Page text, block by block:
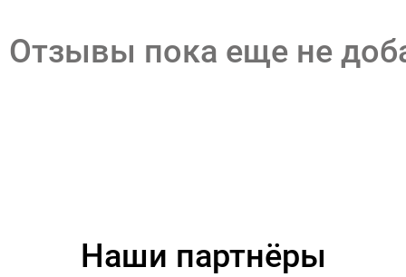
Отзывы пока еще не
Наши партнёры